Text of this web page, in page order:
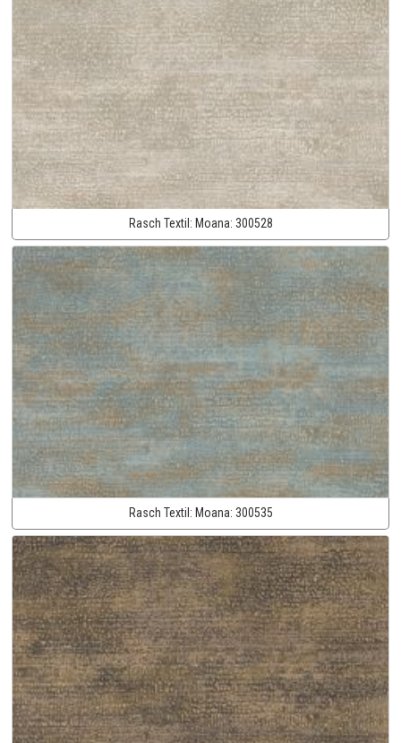
Rasch Textil: Moana: 300528
Rasch Textil: Moana: 300535